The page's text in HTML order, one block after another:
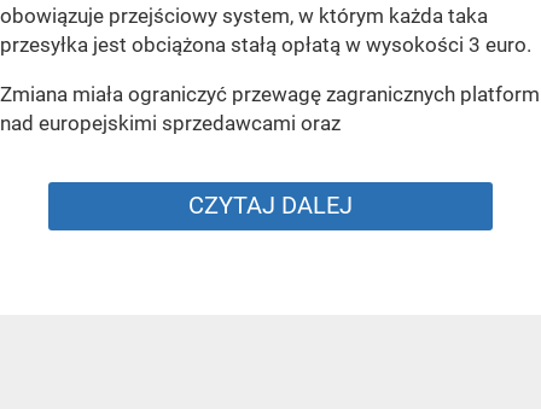
obowiązuje przejściowy system, w którym każda taka
przesyłka jest obciążona stałą opłatą w wysokości 3 euro.
Zmiana miała ograniczyć przewagę zagranicznych platform
nad europejskimi sprzedawcami oraz
CZYTAJ DALEJ